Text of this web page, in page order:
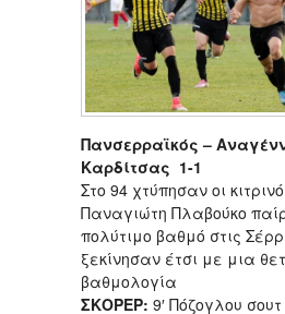
Πανσερραϊκός –
Καρδίτσας 1-1
Στο 94 χτύπησαν οι
Παναγιώτη Πλαβούκο
πολύτιμο βαθμό στις
ξεκίνησαν έτσι με μια
βαθμολογία
ΣΚΟΡΕΡ: 9′ Πόζογλου